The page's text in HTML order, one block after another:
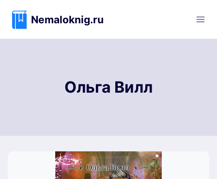
содержимому
Nemaloknig.ru
Ольга Вилл